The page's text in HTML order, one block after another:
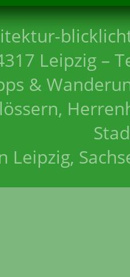
Leipzig –
&
Leipzig,